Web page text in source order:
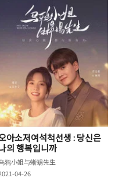
아소저여석척선생 : 당신은
의 행복입니까
鸦小姐与蜥蜴先生
04-26